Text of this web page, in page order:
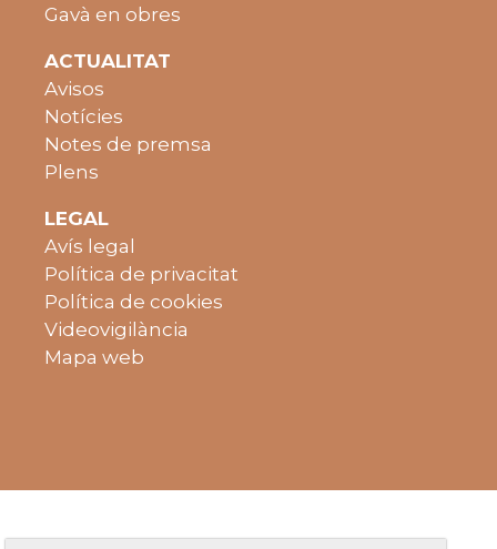
Gavà en obres
ACTUALITAT
Avisos
Notícies
Notes de premsa
Plens
LEGAL
Avís legal
Política de privacitat
Política de cookies
Videovigilància
Mapa web